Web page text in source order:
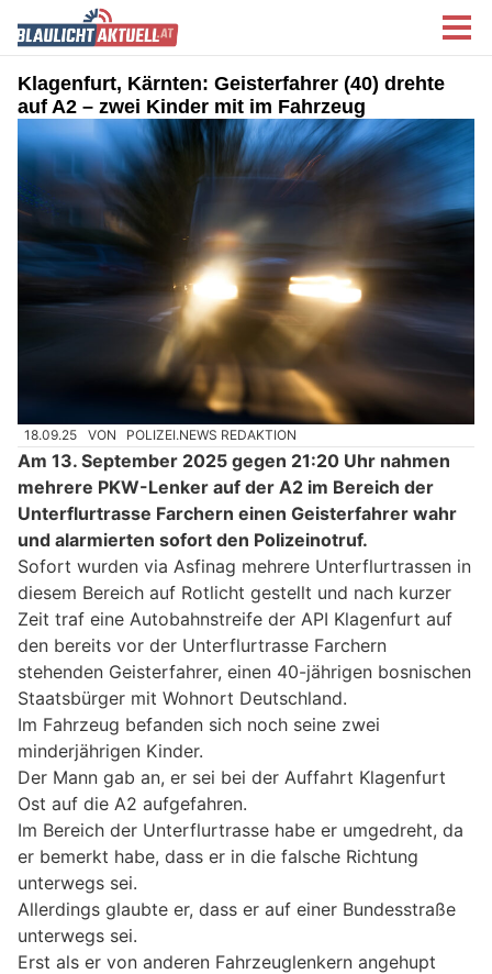
Klagenfurt, Kärnten: Geisterfahrer (40) drehte
auf A2 – zwei Kinder mit im Fahrzeug
18.09.25 VON POLIZEI.NEWS REDAKTION
Am 13. September 2025 gegen 21:20 Uhr nahmen
mehrere PKW-Lenker auf der A2 im Bereich der
Unterflurtrasse Farchern einen Geisterfahrer wahr
und alarmierten sofort den Polizeinotruf.
Sofort wurden via Asfinag mehrere Unterflurtrassen in
diesem Bereich auf Rotlicht gestellt und nach kurzer
Zeit traf eine Autobahnstreife der API Klagenfurt auf
den bereits vor der Unterflurtrasse Farchern
stehenden Geisterfahrer, einen 40-jährigen bosnischen
Staatsbürger mit Wohnort Deutschland.
Im Fahrzeug befanden sich noch seine zwei
minderjährigen Kinder.
Der Mann gab an, er sei bei der Auffahrt Klagenfurt
Ost auf die A2 aufgefahren.
Im Bereich der Unterflurtrasse habe er umgedreht, da
er bemerkt habe, dass er in die falsche Richtung
unterwegs sei.
Allerdings glaubte er, dass er auf einer Bundesstraße
unterwegs sei.
Erst als er von anderen Fahrzeuglenkern angehupt